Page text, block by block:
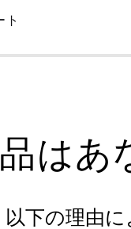
ト
は
下の理由